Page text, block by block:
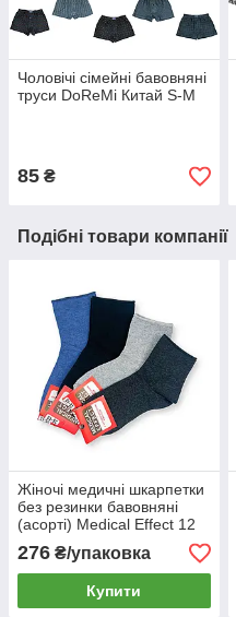
Чоловічі сімейні бавовняні
труси DoReMi Китай S-M
85 ₴
Подібні товари компанії
Жіночі медичні шкарпетки
без резинки бавовняні
(асорті) Medical Effect 12
276 ₴/упаковка
Купити